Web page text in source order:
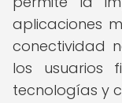
aplicaciones
conectividad
los usuarios
tecnologías y